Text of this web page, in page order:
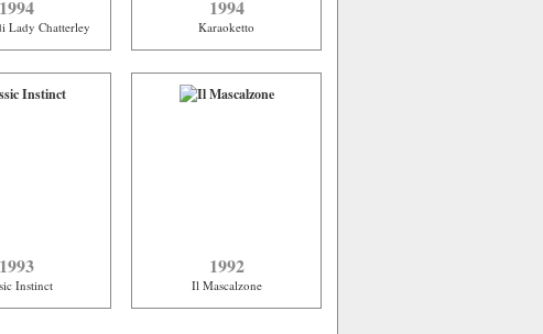
1994
Lady Chatterley
1994
Karaoketto
1993
Instinct
1992
Il Mascalzone